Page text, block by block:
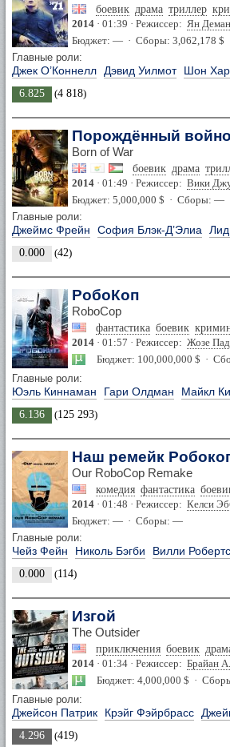
боевик драма триллер
2014 · 01:39 · Режиссер: Ян
Бюджет: — · Сборы: 3,062,178 $
Главные роли:
Джек О’Коннелл Дэвид Уилмот Шон
6.825 (4 818)
Порождённый
Born of War
боевик драма
2014 · 01:49 · Режиссер: Вики
Бюджет: 5,000,000 $ · Сборы: —
Главные роли:
Джеймс Фрейн София Блэк-Д’Элиа
0.000 (42)
РобоКоп
RoboCop
фантастика боевик
2014 · 01:57 · Режиссер: Жозе
Бюджет: 100,000,000 $ ·
Главные роли:
Юэль Киннаман Гари Олдман Майкл
6.136 (125 293)
Наш ремейк
Our RoboCop Remake
комедия фантастика
2014 · 01:48 · Режиссер: Келси
Бюджет: — · Сборы: —
Главные роли:
Чейз Фейн Николь Бэгби Вилли Робертс
0.000 (114)
Изгой
The Outsider
приключения боевик
2014 · 01:34 · Режиссер: Брайан
Бюджет: 4,000,000 $ ·
Главные роли:
Джейсон Патрик Крэйг Фэйрбрасс
4.296 (419)